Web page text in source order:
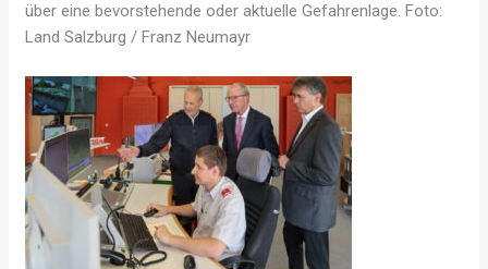
über eine bevorstehende oder aktuelle Gefahrenlage. Foto:
Land Salzburg / Franz Neumayr